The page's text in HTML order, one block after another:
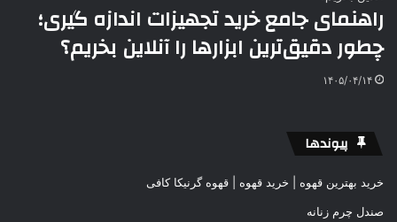
راهنمای جامع خرید تجهیزات اندازه گیری؛
چطور دقیق‌ترین ابزارها را آنلاین بخریم؟
۱۴۰۵/۰۴/۱۴
پیوندها
خرید بهترین قهوه | خرید قهوه | قهوه گرنیکا کافی
صندل چرم زنانه